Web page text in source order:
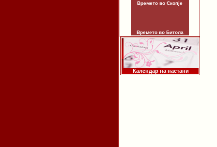
Времето во Скопје
Времето во Битола
Календар на настани